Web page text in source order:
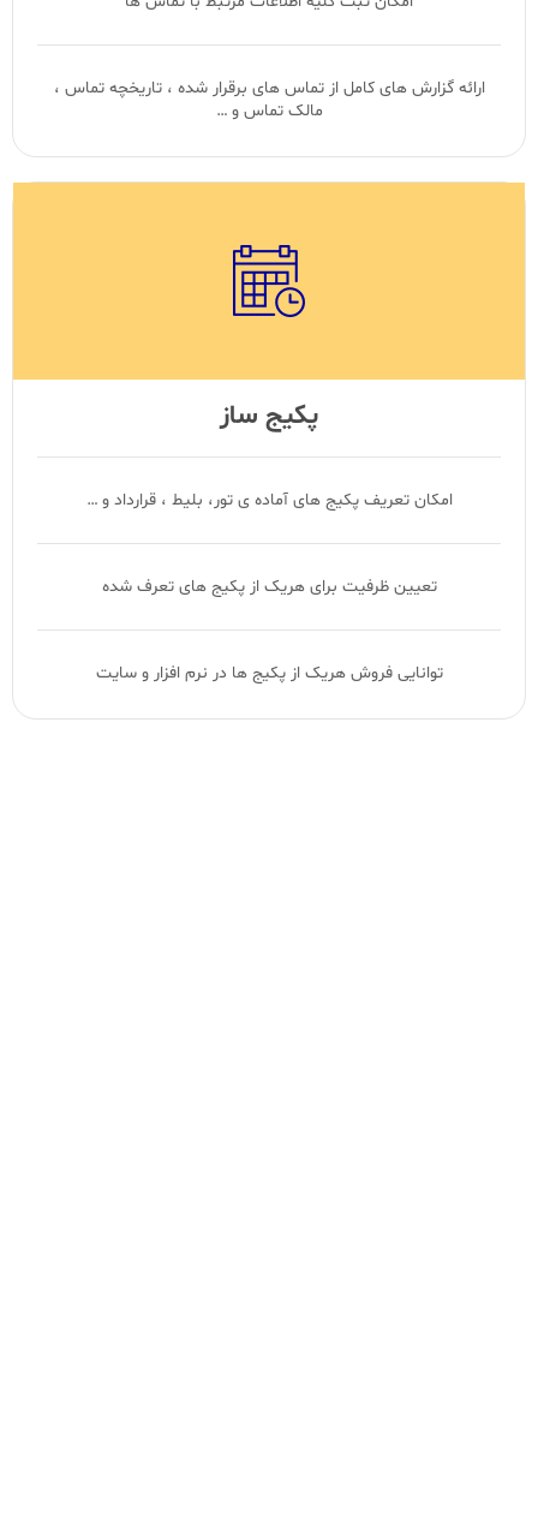
ارائه گزارش های کامل از تماس های برقرار شده ، تاریخچه تماس ،
مالک تماس و …
پکیج ساز
امکان تعریف پکیج های آماده ی تور، بلیط ، قرارداد و …
تعیین ظرفیت برای هریک از پکیج های تعرف شده
توانایی فروش هریک از پکیج ها در نرم افزار و سایت